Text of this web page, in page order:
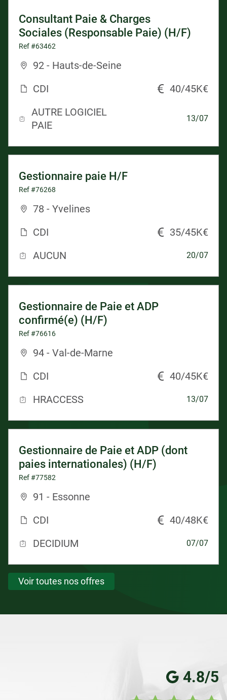
Consultant Paie & Charges
Sociales (Responsable Paie) (H/F)
Ref #63462
92 - Hauts-de-Seine
CDI
40/45K€
AUTRE LOGICIEL
PAIE
13/07
Gestionnaire paie H/F
Ref #76268
78 - Yvelines
CDI
35/45K€
AUCUN
20/07
Gestionnaire de Paie et ADP
confirmé(e) (H/F)
Ref #76616
94 - Val-de-Marne
CDI
40/45K€
HRACCESS
13/07
Gestionnaire de Paie et ADP (dont
paies internationales) (H/F)
Ref #77582
91 - Essonne
CDI
40/48K€
DECIDIUM
07/07
Voir toutes nos offres
4.8/5